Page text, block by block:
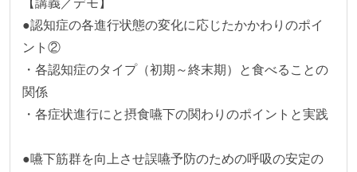
●認知症の各進行状態の変化に応じたかかわりのポイ
ント②
・各認知症のタイプ（初期～終末期）と食べることの
関係
・各症状進行にと摂食嚥下の関わりのポイントと実践
●嚥下筋群を向上させ誤嚥予防のための呼吸の安定の